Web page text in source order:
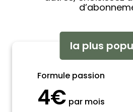
la plus
Formule passion
4€ par mois